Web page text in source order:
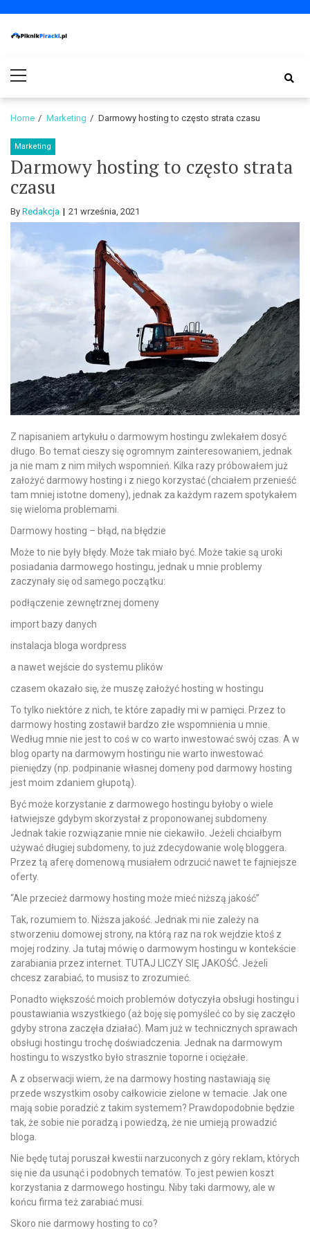
navigation
content
Menu
Home Marketing Darmowy hosting to często strata czasu
Marketing
Darmowy hosting to często strata
czasu
By Redakcja 21 września, 2021
Z napisaniem artykułu o darmowym hostingu zwlekałem dosyć
długo. Bo temat cieszy się ogromnym zainteresowaniem, jednak
ja nie mam z nim miłych wspomnień. Kilka razy próbowałem już
założyć darmowy hosting i z niego korzystać (chciałem przenieść
tam mniej istotne domeny), jednak za każdym razem spotykałem
się wieloma problemami.
Darmowy hosting – błąd, na błędzie
Może to nie były błędy. Może tak miało być. Może takie są uroki
posiadania darmowego hostingu, jednak u mnie problemy
zaczynały się od samego początku:
podłączenie zewnętrznej domeny
import bazy danych
instalacja bloga wordpress
a nawet wejście do systemu plików
czasem okazało się, że muszę założyć hosting w hostingu
To tylko niektóre z nich, te które zapadły mi w pamięci. Przez to
darmowy hosting zostawił bardzo złe wspomnienia u mnie.
Według mnie nie jest to coś w co warto inwestować swój czas. A w
blog oparty na darmowym hostingu nie warto inwestować
pieniędzy (np. podpinanie własnej domeny pod darmowy hosting
jest moim zdaniem głupotą).
Być może korzystanie z darmowego hostingu byłoby o wiele
łatwiejsze gdybym skorzystał z proponowanej subdomeny.
Jednak takie rozwiązanie mnie nie ciekawiło. Jeżeli chciałbym
używać długiej subdomeny, to już zdecydowanie wolę bloggera.
Przez tą aferę domenową musiałem odrzucić nawet te fajniejsze
oferty.
“Ale przecież darmowy hosting może mieć niższą jakość”
Tak, rozumiem to. Niższa jakość. Jednak mi nie zależy na
stworzeniu domowej strony, na którą raz na rok wejdzie ktoś z
mojej rodziny. Ja tutaj mówię o darmowym hostingu w kontekście
zarabiania przez internet. TUTAJ LICZY SIĘ JAKOŚĆ. Jeżeli
chcesz zarabiać, to musisz to zrozumieć.
Ponadto większość moich problemów dotyczyła obsługi hostingu i
poustawiania wszystkiego (aż boję się pomyśleć co by się zaczęło
gdyby strona zaczęła działać). Mam już w technicznych sprawach
obsługi hostingu trochę doświadczenia. Jednak na darmowym
hostingu to wszystko było strasznie toporne i ociężałe.
A z obserwacji wiem, że na darmowy hosting nastawiają się
przede wszystkim osoby całkowicie zielone w temacie. Jak one
mają sobie poradzić z takim systemem? Prawdopodobnie będzie
tak, że sobie nie poradzą i powiedzą, że nie umieją prowadzić
bloga.
Nie będę tutaj poruszał kwestii narzuconych z góry reklam, których
się nie da usunąć i podobnych tematów. To jest pewien koszt
korzystania z darmowego hostingu. Niby taki darmowy, ale w
końcu firma też zarabiać musi.
Skoro nie darmowy hosting to co?